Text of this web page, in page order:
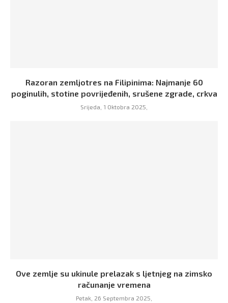
Razoran zemljotres na Filipinima: Najmanje 60
poginulih, stotine povrijeđenih, srušene zgrade, crkva
Srijeda, 1 Oktobra 2025,
Ove zemlje su ukinule prelazak s ljetnjeg na zimsko
računanje vremena
Petak, 26 Septembra 2025,